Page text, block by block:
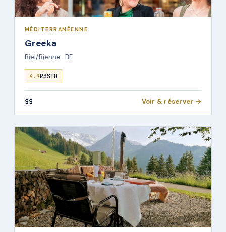
MÉDITERRANÉENNE
Greeka
Biel/Bienne · BE
4.9R3STO
$$ Voir & réserver →